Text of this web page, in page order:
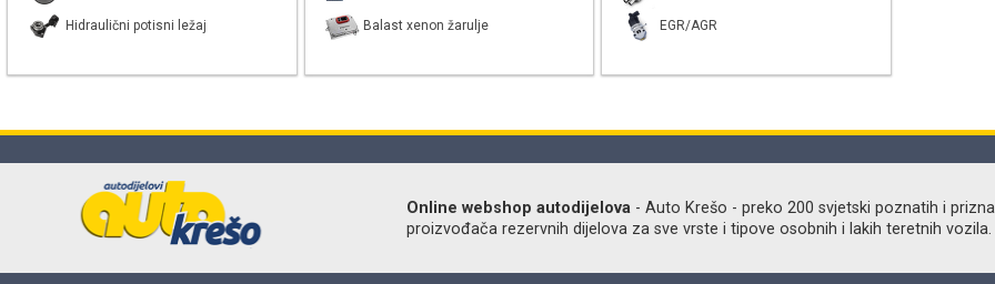
Hidraulični potisni ležaj Balast xenon žarulje EGR/AGR
Online webshop autodijelova - Auto Krešo - preko 200 svjetski poznatih i
proizvođača rezervnih dijelova za sve vrste i tipove osobnih i lakih teretnih vozila.